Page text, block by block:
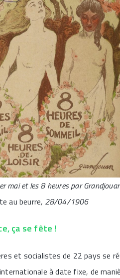
mai et les 8 heures par
au beurre, 28/04/1906
ça se fête !
et socialistes de 22 pays se
à date fixe, de